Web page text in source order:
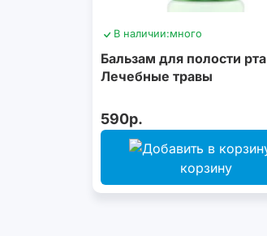
В наличии:много
Бальзам для полости рта
Лечебные травы
590р.
корзину